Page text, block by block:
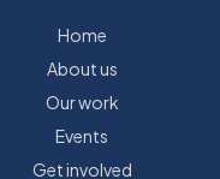
Home
About us
Our work
Events
Get involved